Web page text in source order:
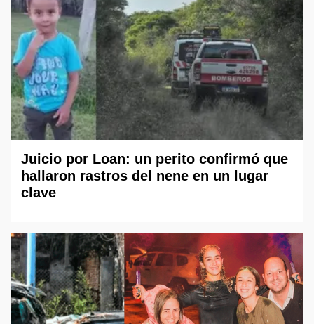
Juicio por Loan: un perito confirmó que
hallaron rastros del nene en un lugar
clave